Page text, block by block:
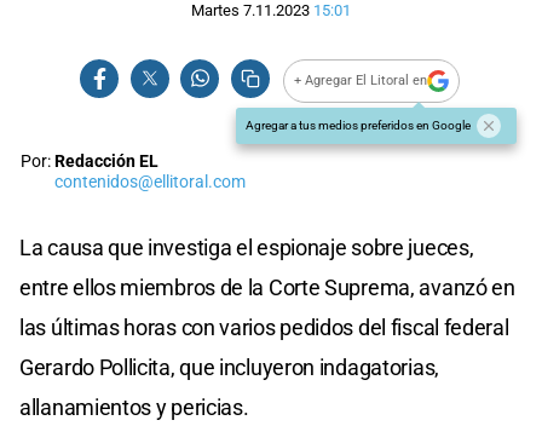
Martes 7.11.2023 15:01
+ Agregar El Litoral en
Agregar a tus medios preferidos en Google
Por:Redacción EL
contenidos@ellitoral.com
La causa que investiga el espionaje sobre jueces,
entre ellos miembros de la Corte Suprema, avanzó en
las últimas horas con varios pedidos del fiscal federal
Gerardo Pollicita, que incluyeron indagatorias,
allanamientos y pericias.